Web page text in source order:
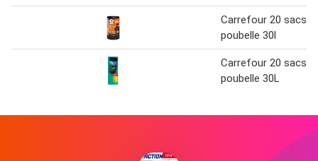
Carrefour 20 sacs
poubelle 30l
Carrefour 20 sacs
poubelle 30L